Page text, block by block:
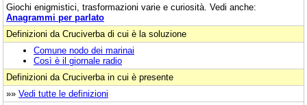
Giochi enigmistici, trasformazioni varie e curiosità. Vedi anche:
Anagrammi per parlato
Definizioni da Cruciverba di cui è la soluzione
Comune nodo dei marinai
Così è il giornale radio
Definizioni da Cruciverba in cui è presente
»» Vedi tutte le definizioni